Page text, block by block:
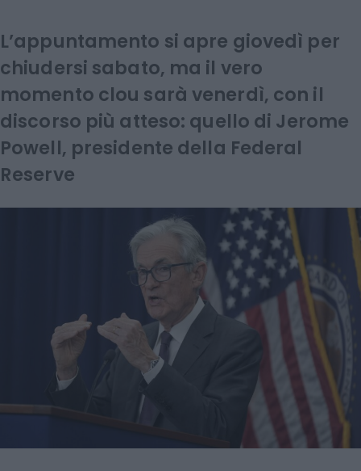
L’appuntamento si apre giovedì per
chiudersi sabato, ma il vero
momento clou sarà venerdì, con il
discorso più atteso: quello di Jerome
Powell, presidente della Federal
Reserve